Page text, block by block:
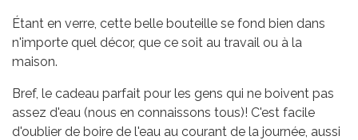
Étant en verre, cette belle bouteille se fond bien dans
n'importe quel décor, que ce soit au travail ou à la
maison.
Bref, le cadeau parfait pour les gens qui ne boivent pas
assez d'eau (nous en connaissons tous)! C'est facile
d'oublier de boire de l'eau au courant de la journée, aussi